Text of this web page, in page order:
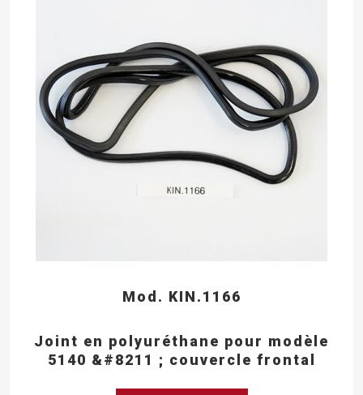
Mod. KIN.1166
Joint en polyuréthane pour modèle
5140 &#8211 ; couvercle frontal